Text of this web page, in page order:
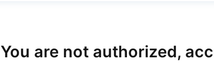
You are not authorized,